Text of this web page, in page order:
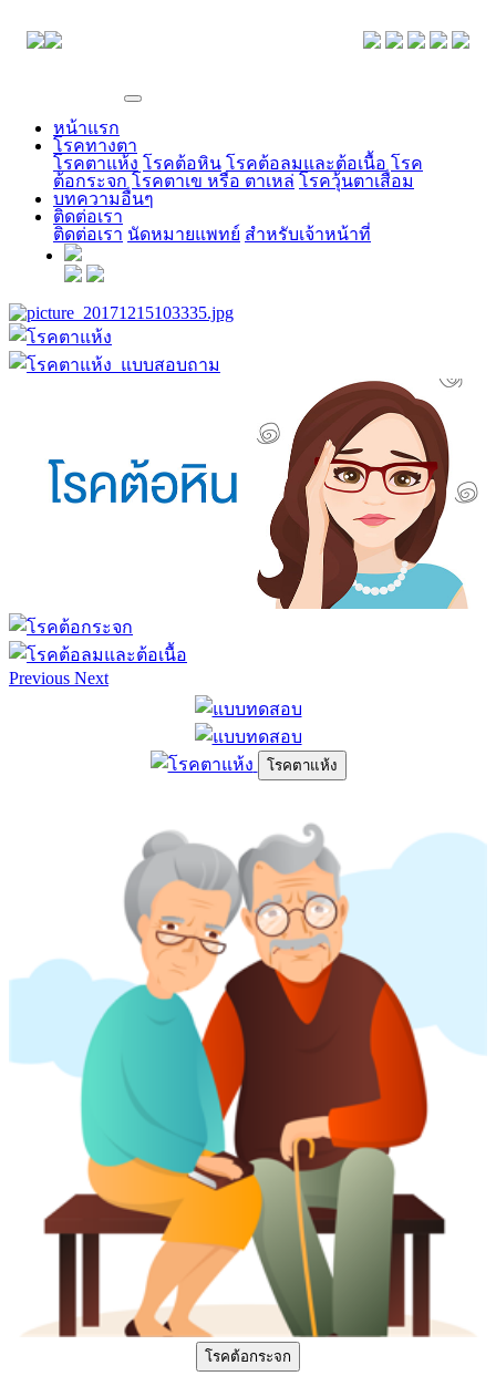
หน้าแรก
โรคทางตา
โรคตาแห้ง โรคต้อหิน โรคต้อลมและต้อเนื้อ โรค
ต้อกระจก โรคตาเข หรือ ตาเหล่ โรควุ้นตาเสื่อม
บทความอื่นๆ
ติดต่อเรา
ติดต่อเรา นัดหมายแพทย์ สำหรับเจ้าหน้าที่
Previous Next
โรคตาแห้ง
โรคต้อกระจก